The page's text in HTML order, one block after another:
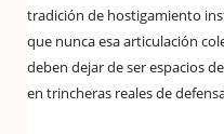
tradición de hostigamiento
que nunca esa articulación
deben dejar de ser espacios
en trincheras reales de